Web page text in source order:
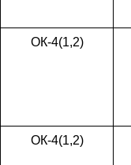
ОК-4(1,2)
ОК-4(1,2)